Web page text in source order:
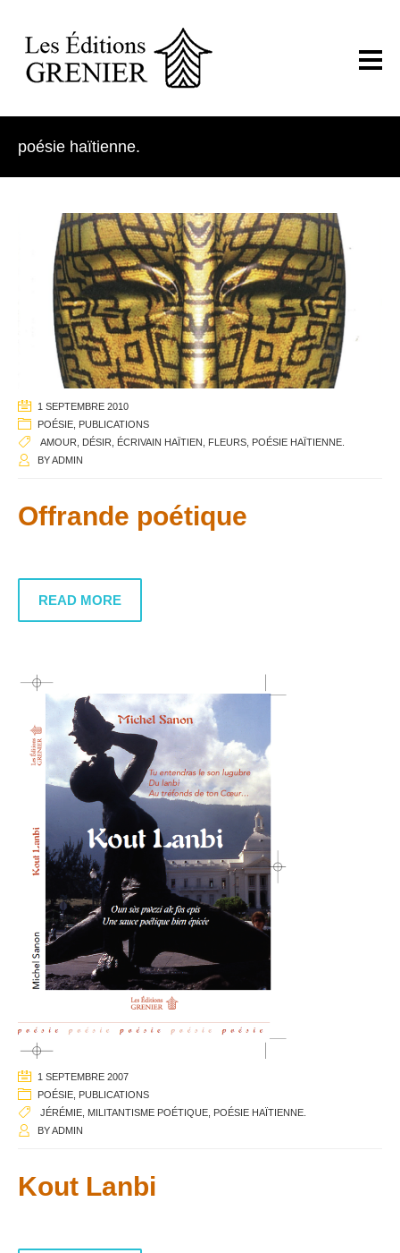
poésie haïtienne.
1 SEPTEMBRE 2010
POÉSIE PUBLICATIONS
AMOUR
DÉSIR ÉCRIVAIN HAÏTIEN FLEURS POÉSIE HAÏTIENNE.
BYADMIN
Offrande poétique
READ MORE
1 SEPTEMBRE 2007
POÉSIE PUBLICATIONS
JÉRÉMIE MILITANTISME POÉTIQUE POÉSIE HAÏTIENNE.
BYADMIN
Kout Lanbi